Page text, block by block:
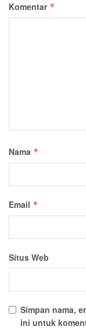
Komentar *
Nama *
Email *
Situs Web
Simpan nama,
ini untuk